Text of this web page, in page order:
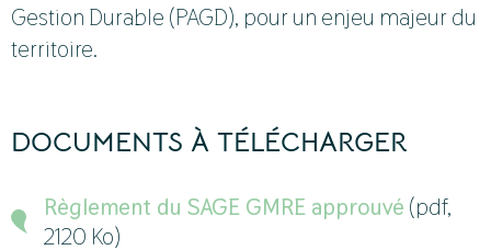
Gestion Durable (PAGD), pour un enjeu majeur du
territoire.
DOCUMENTS À TÉLÉCHARGER
Règlement du SAGE GMRE approuvé (pdf,
2120 Ko)